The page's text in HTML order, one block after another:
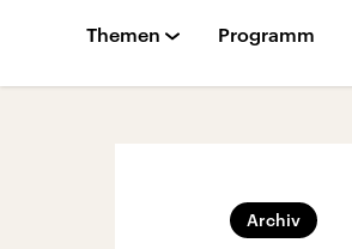
Themen Programm
Archiv